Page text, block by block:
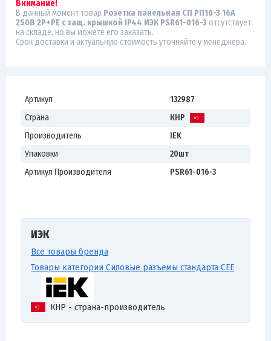
Внимание!
В данный момент товар Розетка панельная СП РП10-3 16А
250В 2P+PE с защ. крышкой IP44 ИЭК PSR61-016-3 отсутствует
на складе, но вы можете его заказать.
Срок доставки и актуальную стоимость уточняйте у менеджера.
Артикул
132987
Страна
КНР
Производитель
IEK
Упаковки
20шт
Артикул Производителя
PSR61-016-3
ИЭК
Все товары бренда
Товары категории Силовые разъемы стандарта CEE
КНР - страна-производитель